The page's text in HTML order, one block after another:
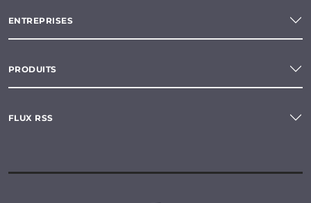
ENTREPRISES
PRODUITS
FLUX RSS